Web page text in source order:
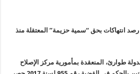
انتهاكات بحق “سمية حزيمة” المعتقلة منذ
طوارئ، المنعقدة بمأمورية مركز الإصلاح